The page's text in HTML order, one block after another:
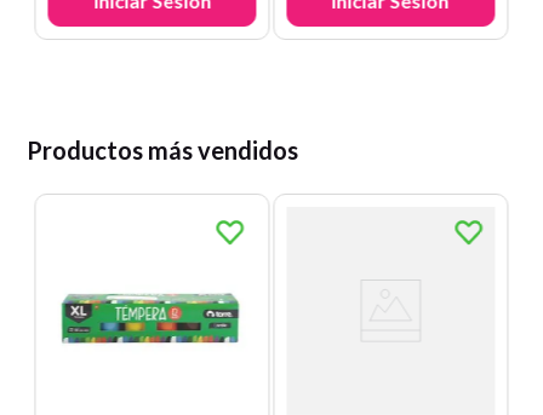
Productos más vendidos